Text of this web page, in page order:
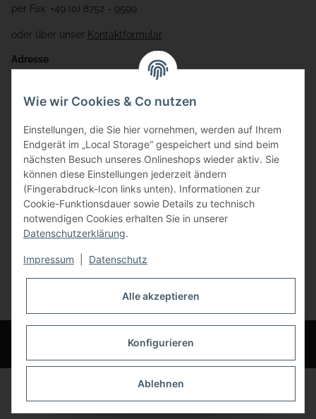
per Fax: +49 (0) 8752 - 9599
oder über unser Kontaktformular
Adresse
Gewerbering 17
84072 Au i.d. Hallertau
info@bauer-tore.de
Vertrag widerrufen
* Alle Preise inkl. gesetzlicher USt., zzgl.Versand
© Bauer-Systemtechnik GmbH - Technische Änderungen und Irrtümer
vorbehalten
Wie wir Cookies & Co nutzen
Einstellungen, die Sie hier vornehmen, werden auf Ihrem
Endgerät im „Local Storage“ gespeichert und sind beim
nächsten Besuch unseres Onlineshops wieder aktiv. Sie
können diese Einstellungen jederzeit ändern
(Fingerabdruck-Icon links unten). Informationen zur
Cookie-Funktionsdauer sowie Details zu technisch
notwendigen Cookies erhalten Sie in unserer
Datenschutzerklärung.
Impressum Datenschutz
Alle akzeptieren
Konfigurieren
Ablehnen